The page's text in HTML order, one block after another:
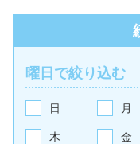
曜日で絞り込む
日 月
木 金